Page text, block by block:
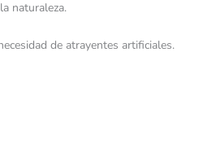
naturaleza.
de atrayentes artificiales.